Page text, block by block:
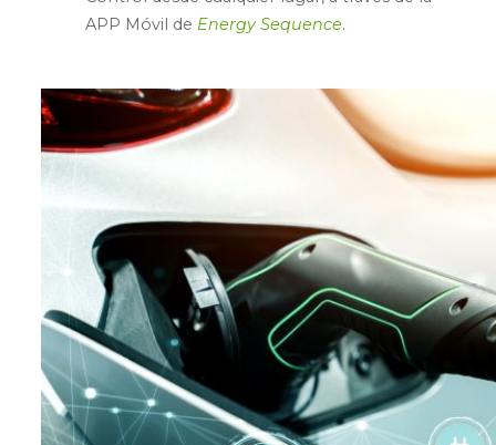
APP Móvil de Energy Sequence.